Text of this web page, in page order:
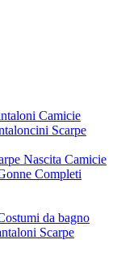
Camicie
Scarpe
Nascita Camicie
Completi
da bagno
Scarpe